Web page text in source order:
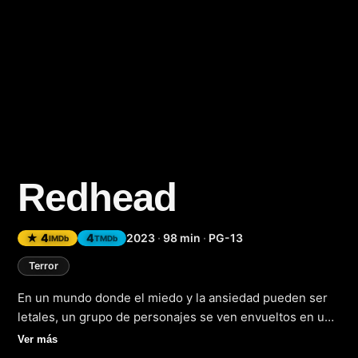
Redhead
★ 4IMDb 4TMDb 2023 · 98 min · PG-13
Terror
En un mundo donde el miedo y la ansiedad pueden ser
letales, un grupo de personajes se ven envueltos en una
pesadilla de terrorífico suspense en la película que llegó
Ver más